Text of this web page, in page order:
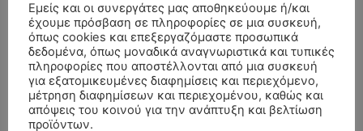
Εμείς και οι συνεργάτες μας αποθηκεύουμε ή/και
έχουμε πρόσβαση σε πληροφορίες σε μια συσκευή,
όπως cookies και επεξεργαζόμαστε προσωπικά
δεδομένα, όπως μοναδικά αναγνωριστικά και τυπικές
πληροφορίες που αποστέλλονται από μια συσκευή
για εξατομικευμένες διαφημίσεις και περιεχόμενο,
μέτρηση διαφημίσεων και περιεχομένου, καθώς και
απόψεις του κοινού για την ανάπτυξη και βελτίωση
προϊόντων.